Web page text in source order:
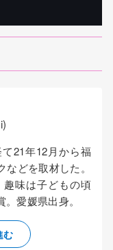
21年12月から福
どを取材した。
味は子どもの頃
愛媛県出身。
む